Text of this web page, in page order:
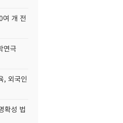
개 전
연극
, 외국인
확성 법